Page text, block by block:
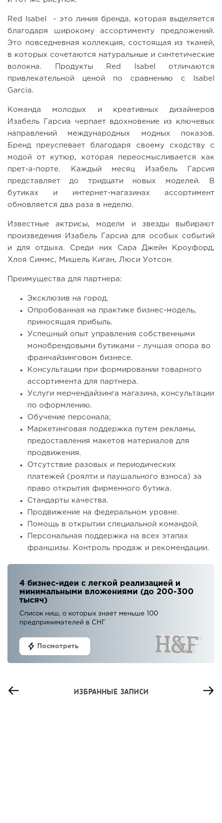
Red Isabel - это линия бренда, которая выделяется
благодаря широкому ассортименту предложений.
Это повседневная коллекция, состоящая из тканей,
в которых сочетаются натуральные и синтетические
волокна. Продукты Red Isabel отличаются
привлекательной ценой по сравнению с Isabel
Garcia.
Команда молодых и креативных дизайнеров
Изабель Гарсиа черпает вдохновение из ключевых
направлений международных модных показов.
Бренд преуспевает благодаря своему сходству с
модой от кутюр, которая переосмысливается как
прет-а-порте. Каждый месяц Изабель Гарсия
представляет до тридцати новых моделей. В
бутиках и интернет-магазинах ассортимент
обновляется два раза в неделю.
Известные актрисы, модели и звезды выбирают
произведения Изабель Гарсиа для особых событий
и для отдыха. Среди них Сара Джейн Кроуфорд,
Хлоя Симмс, Мишель Киган, Люси Уотсон.
Преимущества для партнера:
Эксклюзив на город.
Опробованная на практике бизнес-модель,
приносящая прибыль.
Успешный опыт управления собственными
монобрендовыми бутиками – лучшая опора во
франчайзинговом бизнесе.
Консультации при формировании товарного
ассортимента для партнера.
Услуги мерчендайзинга магазина, консультации
по оформлению.
Обучение персонала;
Маркетинговая поддержка путем рекламы,
предоставления макетов материалов для
продвижения.
Отсутствие разовых и периодических
платежей (роялти и паушального взноса) за
право открытия фирменного бутика.
Стандарты качества.
Продвижение на федеральном уровне.
Помощь в открытии специальной командой.
Персональная поддержка на всех этапах
франшизы. Контроль продаж и рекомендации.
4 бизнес-идеи с легкой реализацией и
минимальными вложениями (до 200-300
тысяч)
Список ниш, о которых знает меньше 100
предпринимателей в СНГ
Посмотреть
ИЗБРАННЫЕ ЗАПИСИ